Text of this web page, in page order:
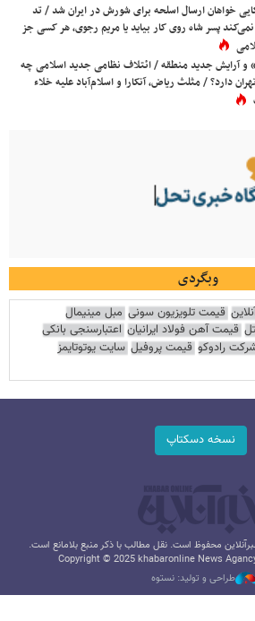
خواهان ارسال اسلحه برای شورش در ایران شد / تد
پسر شاه روی کار بیاید یا مریم رجوی، هر کسی جز
و آرایش جدید منطقه / ائتلاف نظامی جدید اسلامی چه
دارد؟ / مثلث ریاض، آنکارا و اسلام‌آباد علیه خلاء
وبگردی
قیمت تلویزیون سونی مبل مینیمال
قیمت آهن فولاد ایرانیان اعتبارسنجی بانکی
رادوکو قیمت پروفیل سایت یوتوتایمز
نسخه دسکتاپ
محفوظ است. نقل مطالب با ذکر منبع بلامانع است.
Copyright © 2025 khabaronline News
طراحی و تولید: نستوه